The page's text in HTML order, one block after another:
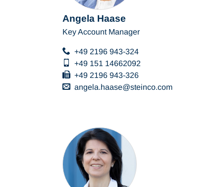
Angela Haase
Key Account Manager
+49 2196 943-324
+49 151 14662092
+49 2196 943-326
angela.haase
steinco com